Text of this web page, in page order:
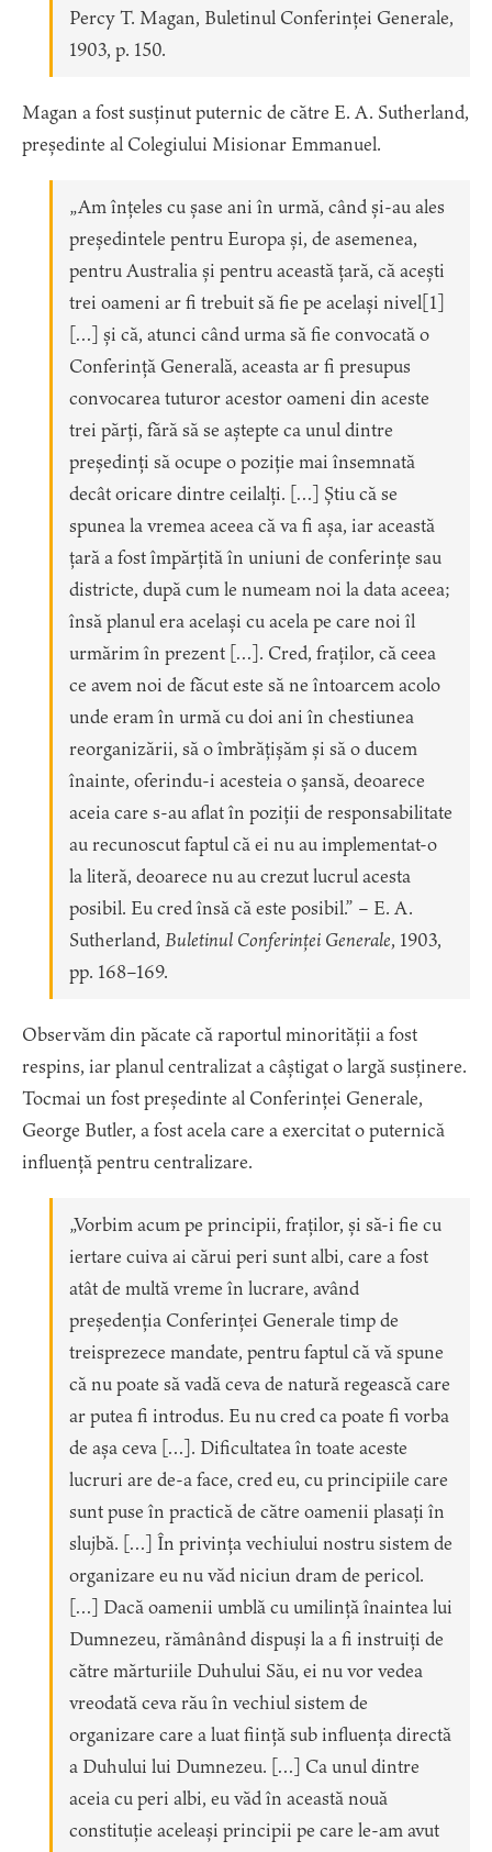
Percy T. Magan, Buletinul Conferinței Generale,
1903, p. 150.
Magan a fost susținut puternic de către E. A. Sutherland,
președinte al Colegiului Misionar Emmanuel.
„Am înțeles cu șase ani în urmă, când și-au ales
președintele pentru Europa și, de asemenea,
pentru Australia și pentru această țară, că acești
trei oameni ar fi trebuit să fie pe același nivel[1]
[…] și că, atunci când urma să fie convocată o
Conferință Generală, aceasta ar fi presupus
convocarea tuturor acestor oameni din aceste
trei părți, fără să se aștepte ca unul dintre
președinți să ocupe o poziție mai însemnată
decât oricare dintre ceilalți. […] Știu că se
spunea la vremea aceea că va fi așa, iar această
țară a fost împărțită în uniuni de conferințe sau
districte, după cum le numeam noi la data aceea;
însă planul era același cu acela pe care noi îl
urmărim în prezent […]. Cred, fraților, că ceea
ce avem noi de făcut este să ne întoarcem acolo
unde eram în urmă cu doi ani în chestiunea
reorganizării, să o îmbrățișăm și să o ducem
înainte, oferindu-i acesteia o șansă, deoarece
aceia care s-au aflat în poziții de responsabilitate
au recunoscut faptul că ei nu au implementat-o
la literă, deoarece nu au crezut lucrul acesta
posibil. Eu cred însă că este posibil.” – E. A.
Sutherland, Buletinul Conferinței Generale, 1903,
pp. 168–169.
Observăm din păcate că raportul minorității a fost
respins, iar planul centralizat a câștigat o largă susținere.
Tocmai un fost președinte al Conferinței Generale,
George Butler, a fost acela care a exercitat o puternică
influență pentru centralizare.
„Vorbim acum pe principii, fraților, și să-i fie cu
iertare cuiva ai cărui peri sunt albi, care a fost
atât de multă vreme în lucrare, având
președenția Conferinței Generale timp de
treisprezece mandate, pentru faptul că vă spune
că nu poate să vadă ceva de natură regească care
ar putea fi introdus. Eu nu cred ca poate fi vorba
de așa ceva […]. Dificultatea în toate aceste
lucruri are de-a face, cred eu, cu principiile care
sunt puse în practică de către oamenii plasați în
slujbă. […] În privința vechiului nostru sistem de
organizare eu nu văd niciun dram de pericol.
[…] Dacă oamenii umblă cu umilință înaintea lui
Dumnezeu, rămânând dispuși la a fi instruiți de
către mărturiile Duhului Său, ei nu vor vedea
vreodată ceva rău în vechiul sistem de
organizare care a luat ființă sub influența directă
a Duhului lui Dumnezeu. […] Ca unul dintre
aceia cu peri albi, eu văd în această nouă
constituție aceleași principii pe care le-am avut